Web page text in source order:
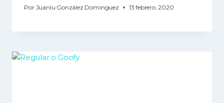
Por Juanlu González Dominguez 13 febrero, 2020